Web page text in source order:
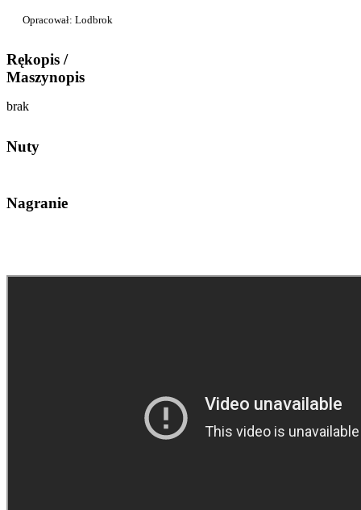
Opracował: Lodbrok
Rękopis /
Maszynopis
brak
Nuty
Nagranie